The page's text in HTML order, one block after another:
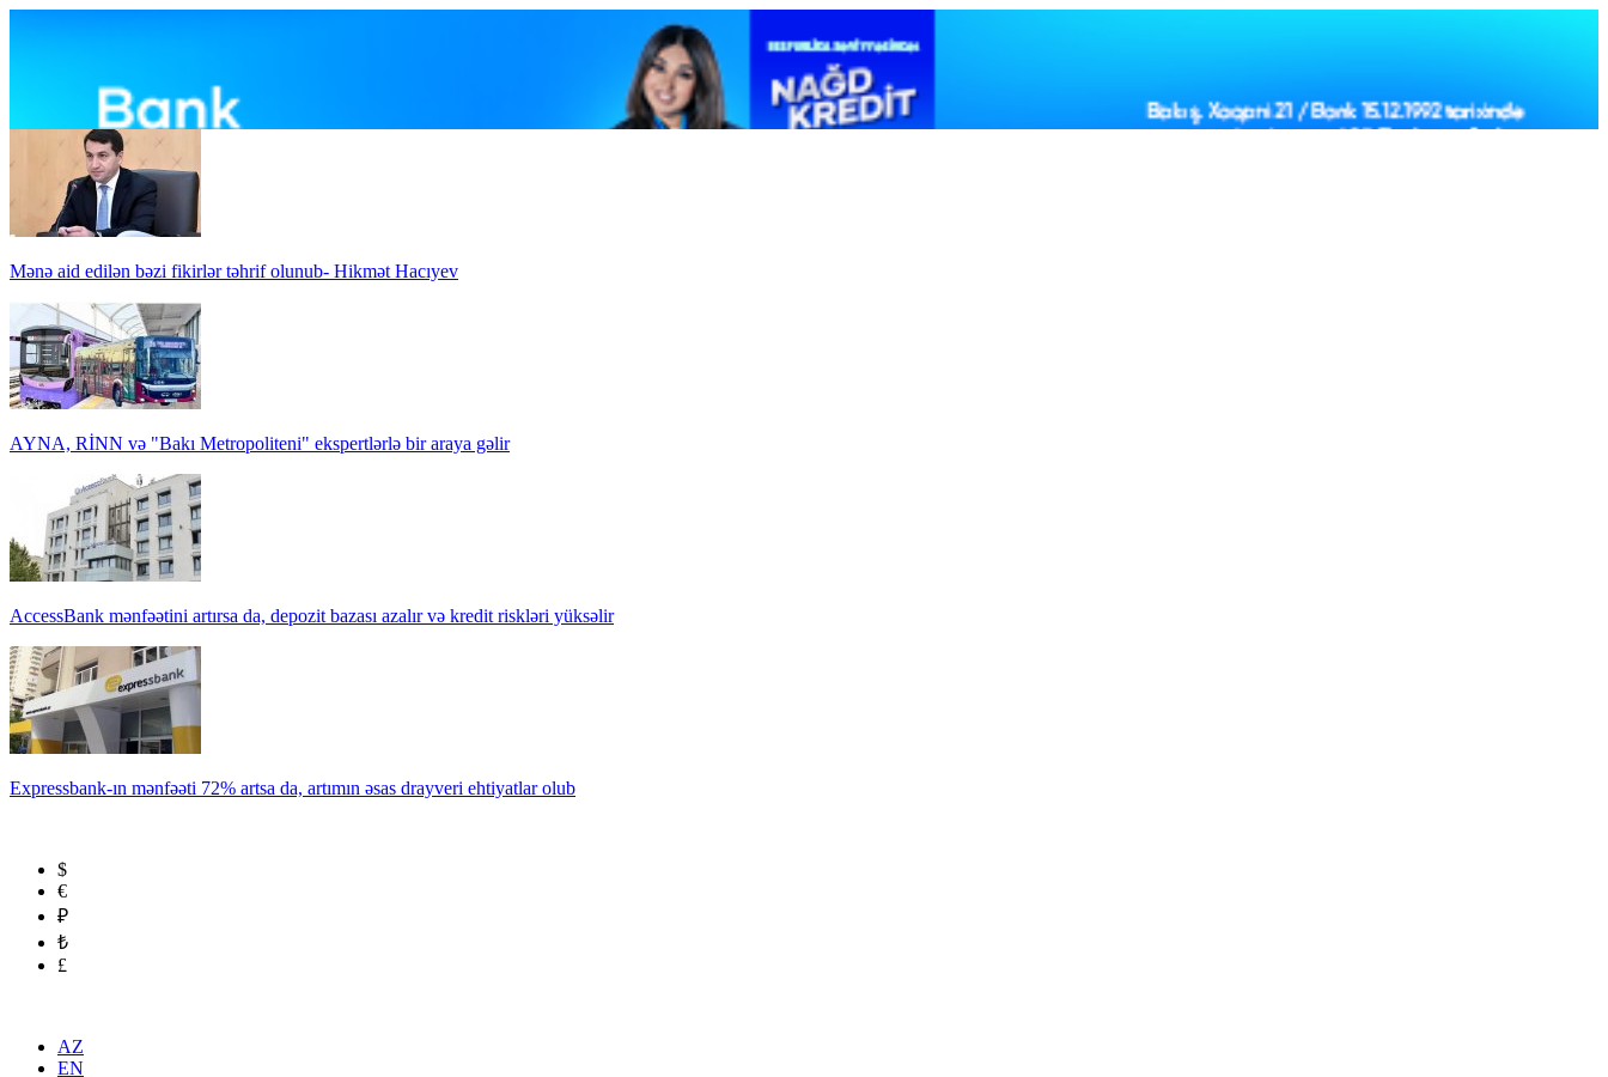
Mənə aid edilən bəzi fikirlər təhrif olunub- Hikmət Hacıyev
AYNA, RİNN və "Bakı Metropoliteni" ekspertlərlə bir araya gəlir
AccessBank mənfəətini artırsa da, depozit bazası azalır və kredit riskləri yüksəlir
Expressbank-ın mənfəəti 72% artsa da, artımın əsas drayveri ehtiyatlar olub
$
€
₽
₺
£
AZ
EN